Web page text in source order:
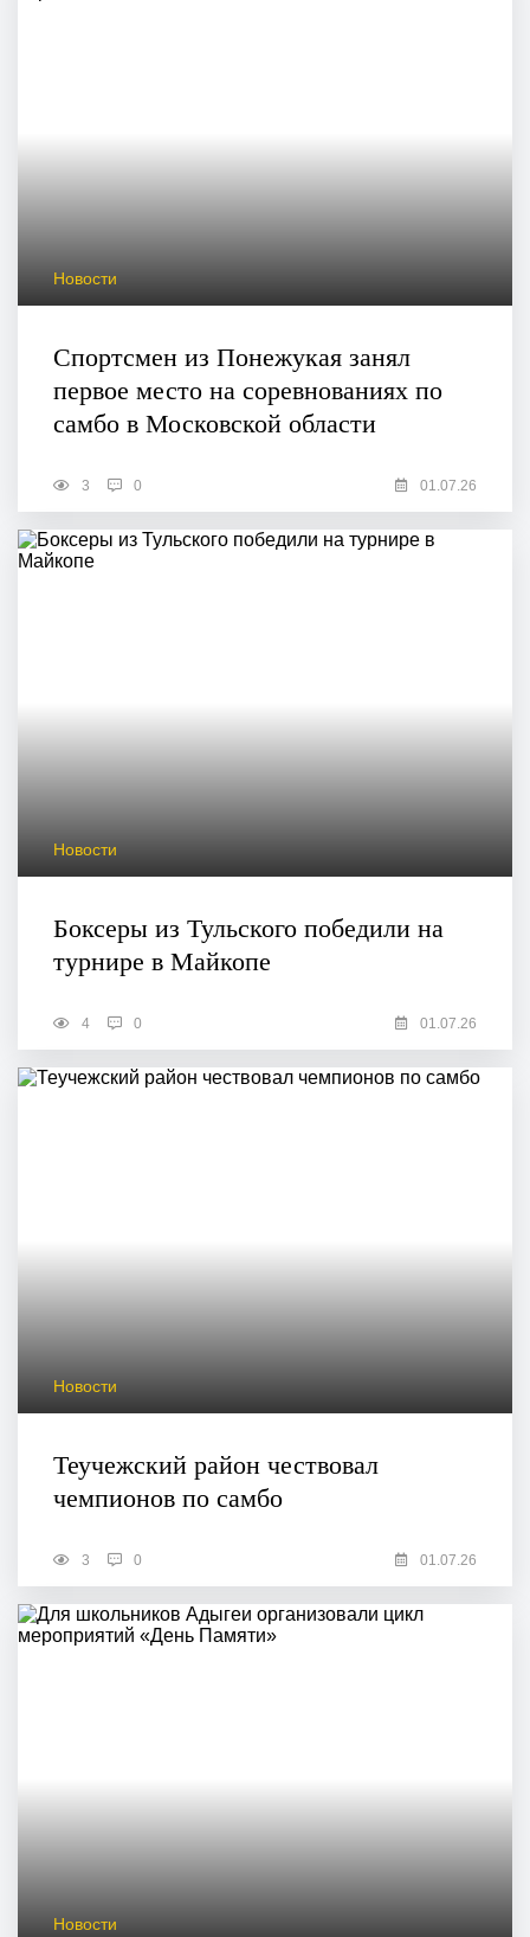
Новости
Спортсмен из Понежукая занял
первое место на соревнованиях по
самбо в Московской области
3 0 01.07.26
Новости
Боксеры из Тульского победили на
турнире в Майкопе
4 0 01.07.26
Новости
Теучежский район чествовал
чемпионов по самбо
3 0 01.07.26
Новости